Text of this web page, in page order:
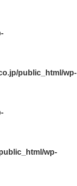
public_html/wp-
wp-